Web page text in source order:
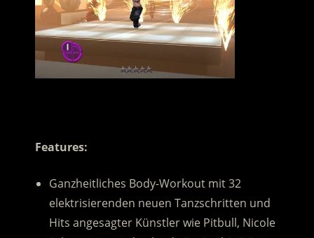
Features:
Ganzheitliches Body-Workout mit 32
elektrisierenden neuen Tanzschritten und
Hits angesagter Künstler wie Pitbull, Nicole